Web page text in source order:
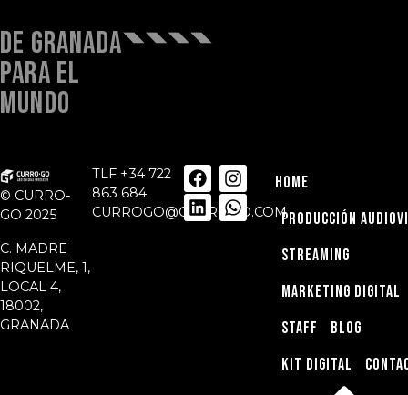
DE GRANADA
PARA EL
MUNDO
© CURRO-
GO 2025
C. MADRE
RIQUELME, 1,
LOCAL 4,
18002,
GRANADA
TLF +34 722
863 684
CURROGO@CURROGO.COM
HOME
PRODUCCIÓN
STREAMING
MARKETING DIGITAL
STAFF
BLOG
KIT DIGITAL